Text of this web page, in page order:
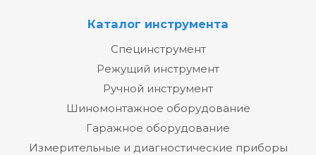
Каталог инструмента
Специнструмент
Режущий инструмент
Ручной инструмент
Шиномонтажное оборудование
Гаражное оборудование
Измерительные и диагностические приборы